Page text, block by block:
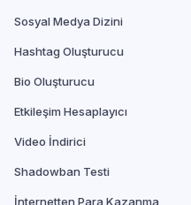
Sosyal Medya Dizini
Hashtag Oluşturucu
Bio Oluşturucu
Etkileşim Hesaplayıcı
Video İndirici
Shadowban Testi
İnternetten Para Kazanma